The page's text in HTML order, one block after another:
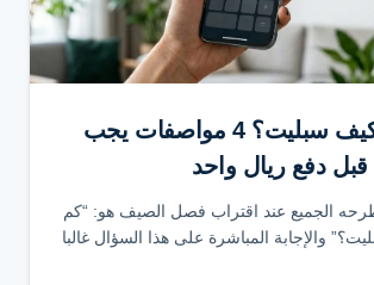
تواصل عبر واتساب
كم سعر مكيف سبليت؟ 4 مواصفات يجب
قبل دفع ريال واحد
الجميع عند اقتراب فصل الصيف هو: “كم
والإجابة المباشرة على هذا السؤال غالبا